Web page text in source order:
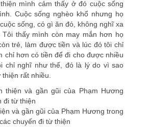
mình cảm thấy ở đó cuộc sống
Cuộc sống nghèo khổ nhưng họ
sống, có gì ăn đó, không nghĩ xa
thấy mình còn may mắn hơn họ
trẻ, làm được tiền và lúc đó tôi chỉ
chỉ hơn có tiền để đi cho được nhiều
chỉ nghĩ như thế, đó là lý do vì sao
rất nhiều.
và gần gũi của Phạm Hương trong
các chuyến đi từ thiện